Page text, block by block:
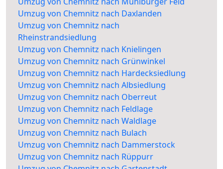
Umzug von Chemnitz nach Daxlanden
Umzug von Chemnitz nach
Rheinstrandsiedlung
Umzug von Chemnitz nach Knielingen
Umzug von Chemnitz nach Grünwinkel
Umzug von Chemnitz nach Hardecksiedlung
Umzug von Chemnitz nach Albsiedlung
Umzug von Chemnitz nach Oberreut
Umzug von Chemnitz nach Feldlage
Umzug von Chemnitz nach Waldlage
Umzug von Chemnitz nach Bulach
Umzug von Chemnitz nach Dammerstock
Umzug von Chemnitz nach Rüppurr